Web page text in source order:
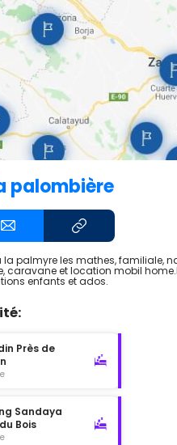
palombière
palmyre les mathes, familiale,
caravane et location mobil
enfants et ados.
Près de
Sandaya
Bois